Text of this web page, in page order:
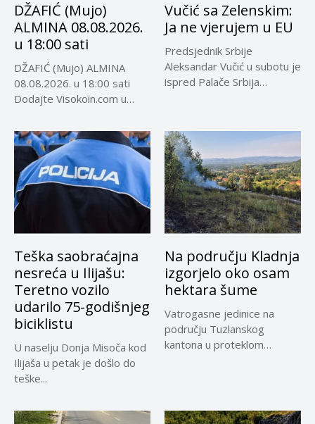
DŽAFIĆ (Mujo)
ALMINA 08.08.2026.
u 18:00 sati
DŽAFIĆ (Mujo) ALMINA
08.08.2026. u 18:00 sati
Dodajte Visokoin.com u
Vučić sa Zelenskim:
Ja ne vjerujem u EU
Predsjednik Srbije
Aleksandar Vučić u subotu je
ispred Palače Srbija
Teška saobraćajna
nesreća u Ilijašu:
Teretno vozilo
udarilo 75-godišnjeg
biciklistu
U naselju Donja Misoča kod
Ilijaša u petak je došlo do
teške...
Na području Kladnja
izgorjelo oko osam
hektara šume
Vatrogasne jedinice na
području Tuzlanskog
kantona u proteklom